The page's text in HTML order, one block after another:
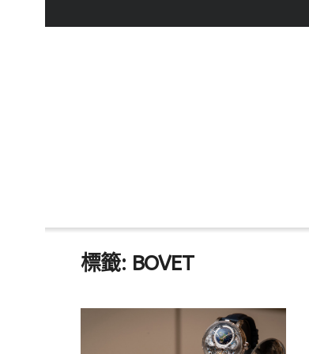
標籤: BOVET